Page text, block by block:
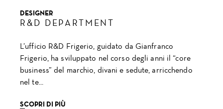
DESIGNER
R&D DEPARTMENT
L’ufficio R&D Frigerio, guidato da Gianfranco
Frigerio, ha sviluppato nel corso degli anni il “core
business” del marchio, divani e sedute, arricchendo
nel te...
SCOPRI DI PIÙ